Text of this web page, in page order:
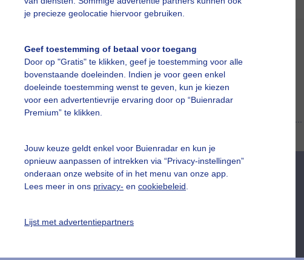
je precieze geolocatie hiervoor gebruiken.
Geef toestemming of betaal voor toegang
Door op "Gratis" te klikken, geef je toestemming voor alle
bovenstaande doeleinden. Indien je voor geen enkel
doeleinde toestemming wenst te geven, kun je kiezen
voor een advertentievrije ervaring door op “Buienradar
Premium” te klikken.
Jouw keuze geldt enkel voor Buienradar en kun je
opnieuw aanpassen of intrekken via “Privacy-instellingen”
onderaan onze website of in het menu van onze app.
Lees meer in ons privacy- en cookiebeleid
Lijst met advertentiepartners
vragen
Mijn weer